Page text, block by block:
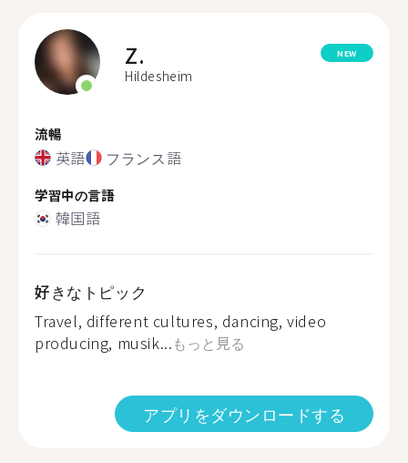
Z.
Hildesheim
NEW
流暢
英語 フランス語
学習中の言語
韓国語
好きなトピック
Travel, different cultures, dancing, video
producing, musik...もっと見る
アプリをダウンロードする